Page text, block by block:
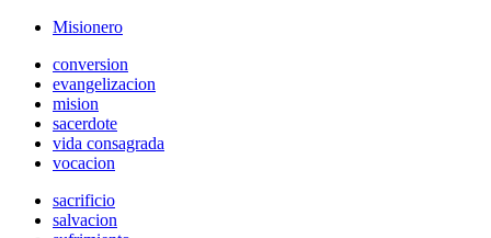
Misionero
conversion
evangelizacion
mision
sacerdote
vida consagrada
vocacion
sacrificio
salvacion